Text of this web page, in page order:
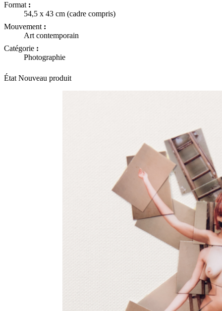
Format :
54,5 x 43 cm (cadre compris)
Mouvement :
Art contemporain
Catégorie :
Photographie
État Nouveau produit